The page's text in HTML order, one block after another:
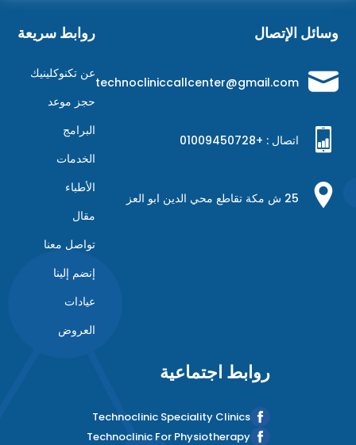
وسائل اﻹتصال
technocliniccallcenter@gmail.com
اتصال : +01009450728
25 ش مكة تقاطع محي الدين ابو العز
روابط سريعة
عن تكنوكلينيك
حجز موعد
البرامج
الخدمات
الأطباء
مقال
تواصل معنا
إنضم إلينا
عيادات
العروض
روابط اجتماعية
Technoclinic Speciality Clinics
Technoclinic For Physiotherapy